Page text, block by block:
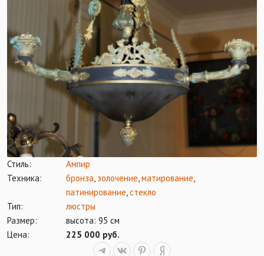
Стиль:
Ампир
Техника:
бронза, золочение,матирование,
патинирование,стекло
Тип:
люстры
Размер:
высота: 95 см
Цена:
225 000 руб.